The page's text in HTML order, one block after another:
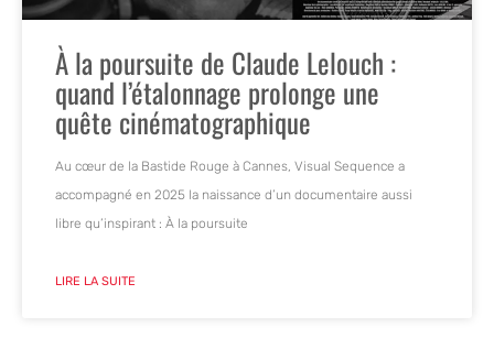
À la poursuite de Claude Lelouch :
quand l’étalonnage prolonge une
quête cinématographique
Au cœur de la Bastide Rouge à Cannes, Visual Sequence a
accompagné en 2025 la naissance d’un documentaire aussi
libre qu’inspirant : À la poursuite
LIRE LA SUITE